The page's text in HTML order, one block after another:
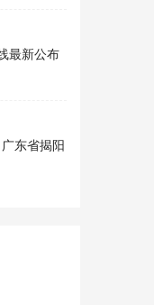
最新公布
东省揭阳